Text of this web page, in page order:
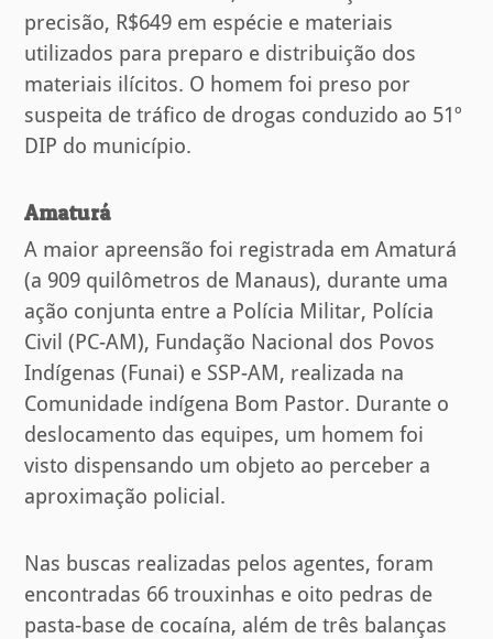
precisão, R$649 em espécie e materiais
utilizados para preparo e distribuição dos
materiais ilícitos. O homem foi preso por
suspeita de tráfico de drogas conduzido ao 51º
DIP do município.
Amaturá
A maior apreensão foi registrada em Amaturá
(a 909 quilômetros de Manaus), durante uma
ação conjunta entre a Polícia Militar, Polícia
Civil (PC-AM), Fundação Nacional dos Povos
Indígenas (Funai) e SSP-AM, realizada na
Comunidade indígena Bom Pastor. Durante o
deslocamento das equipes, um homem foi
visto dispensando um objeto ao perceber a
aproximação policial.
Nas buscas realizadas pelos agentes, foram
encontradas 66 trouxinhas e oito pedras de
pasta-base de cocaína, além de três balanças